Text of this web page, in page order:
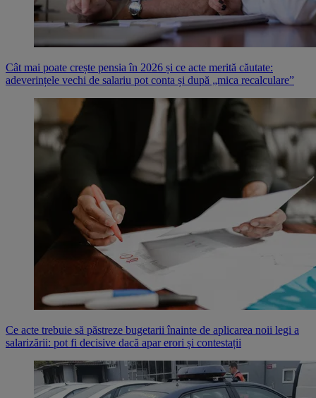
Cât mai poate crește pensia în 2026 și ce acte merită căutate:
adeverințele vechi de salariu pot conta și după „mica recalculare”
Ce acte trebuie să păstreze bugetarii înainte de aplicarea noii legi a
salarizării: pot fi decisive dacă apar erori și contestații